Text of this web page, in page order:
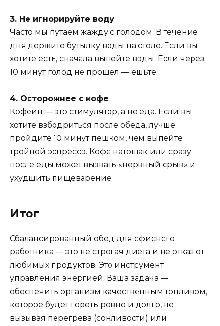
3. Не игнорируйте воду
Часто мы путаем жажду с голодом. В течение
дня держите бутылку воды на столе. Если вы
хотите есть, сначала выпейте воды. Если через
10 минут голод не прошел — ешьте.
4. Осторожнее с кофе
Кофеин — это стимулятор, а не еда. Если вы
хотите взбодриться после обеда, лучше
пройдите 10 минут пешком, чем выпейте
тройной эспрессо. Кофе натощак или сразу
после еды может вызвать «нервный срыв» и
ухудшить пищеварение.
Итог
Сбалансированный обед для офисного
работника — это не строгая диета и не отказ от
любимых продуктов. Это инструмент
управления энергией. Ваша задача —
обеспечить организм качественным топливом,
которое будет гореть ровно и долго, не
вызывая перегрева (сонливости) или